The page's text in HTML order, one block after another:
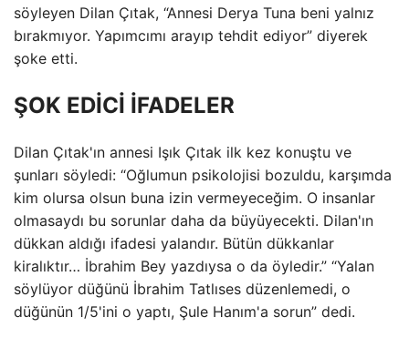
söyleyen Dilan Çıtak, “Annesi Derya Tuna beni yalnız
bırakmıyor. Yapımcımı arayıp tehdit ediyor” diyerek
şoke etti.
ŞOK EDİCİ İFADELER
Dilan Çıtak'ın annesi Işık Çıtak ilk kez konuştu ve
şunları söyledi: “Oğlumun psikolojisi bozuldu, karşımda
kim olursa olsun buna izin vermeyeceğim. O insanlar
olmasaydı bu sorunlar daha da büyüyecekti. Dilan'ın
dükkan aldığı ifadesi yalandır. Bütün dükkanlar
kiralıktır… İbrahim Bey yazdıysa o da öyledir.” “Yalan
söylüyor düğünü İbrahim Tatlıses düzenlemedi, o
düğünün 1/5'ini o yaptı, Şule Hanım'a sorun” dedi.